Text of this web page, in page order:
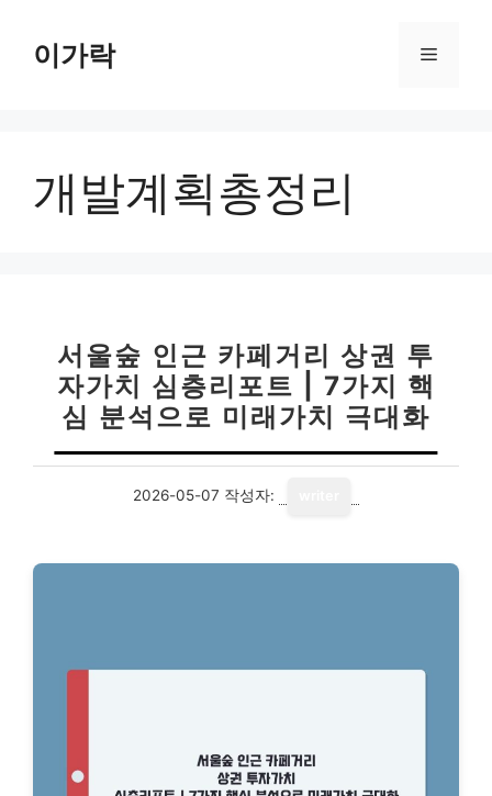
이가락 메
개발계획총정리
서울숲 인근 카페거리 상권 투
자가치 심층리포트 | 7가지 핵
심 분석으로 미래가치 극대화
2026-05-07 작성자: